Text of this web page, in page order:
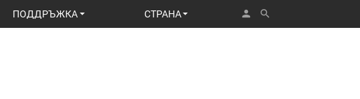
ПОДДРЪЖКА СТРАНА person search